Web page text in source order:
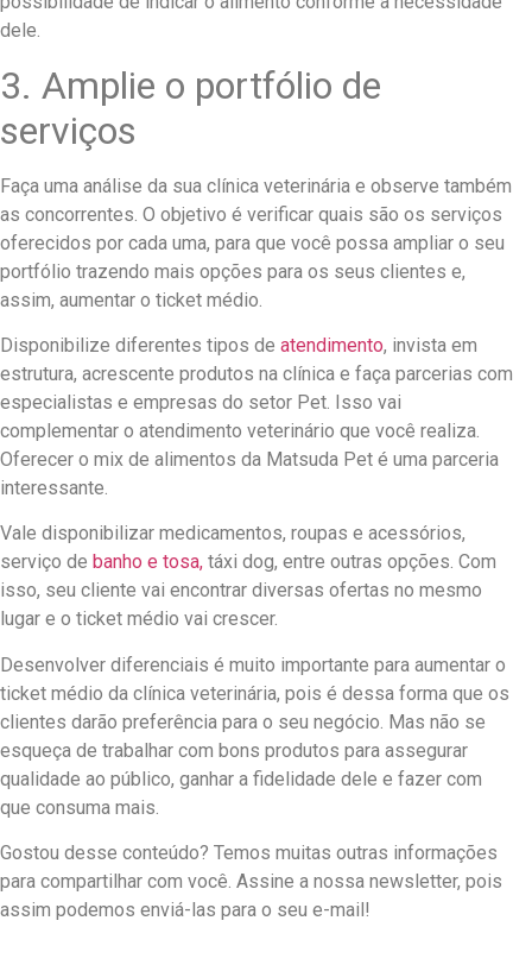
dele.
3. Amplie o portfólio de
serviços
Faça uma análise da sua clínica veterinária e observe também
as concorrentes. O objetivo é verificar quais são os serviços
oferecidos por cada uma, para que você possa ampliar o seu
portfólio trazendo mais opções para os seus clientes e,
assim, aumentar o ticket médio.
Disponibilize diferentes tipos de atendimento, invista em
estrutura, acrescente produtos na clínica e faça parcerias com
especialistas e empresas do setor Pet. Isso vai
complementar o atendimento veterinário que você realiza.
Oferecer o mix de alimentos da Matsuda Pet é uma parceria
interessante.
Vale disponibilizar medicamentos, roupas e acessórios,
serviço de banho e tosa, táxi dog, entre outras opções. Com
isso, seu cliente vai encontrar diversas ofertas no mesmo
lugar e o ticket médio vai crescer.
Desenvolver diferenciais é muito importante para aumentar o
ticket médio da clínica veterinária, pois é dessa forma que os
clientes darão preferência para o seu negócio. Mas não se
esqueça de trabalhar com bons produtos para assegurar
qualidade ao público, ganhar a fidelidade dele e fazer com
que consuma mais.
Gostou desse conteúdo? Temos muitas outras informações
para compartilhar com você. Assine a nossa newsletter, pois
assim podemos enviá-las para o seu e-mail!